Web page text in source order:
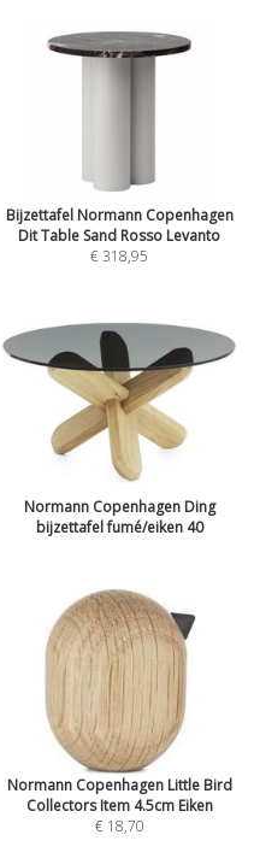
Bijzettafel Normann Copenhagen
Dit Table Sand Rosso Levanto
€ 318,95
Normann Copenhagen Ding
bijzettafel fumé/eiken 40
Normann Copenhagen Little Bird
Collectors Item 4.5cm Eiken
€ 18,70